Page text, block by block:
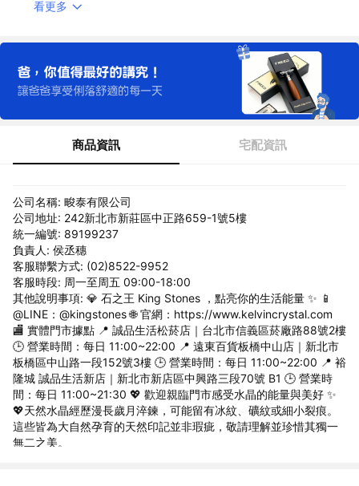
看更多
商品資訊 宅配資訊
公司名稱: 畯泰有限公司
公司地址: 242新北市新莊區中正路659-1號5樓
統一編號: 89199237
負責人: 侯丞穗
客服聯繫方式: (02)8522-9952
客服時段: 周一至周五 09:00-18:00
其他說明事項: 💎 石之王 King Stones ，點亮你的生活能量 ✨ 📱
@LINE：@kingstones 🌐 官網：https://www.kelvincrystal.com
🏬 實體門市據點 📍 誠品生活松菸店｜台北市信義區菸廠路88號2樓
🕒 營業時間：每日 11:00~22:00 📍 遠東百貨板橋中山店｜新北市
板橋區中山路一段152號3樓 🕒 營業時間：每日 11:00~22:00 📍 裕
隆城 誠品生活新店｜新北市新店區中興路三段70號 B1 🕒 營業時
間：每日 11:00~21:30 💖 歡迎親臨門市感受水晶的能量與美好 ✨
💖天然水晶經歷漫長歲月淬鍊，可能留有冰紋、礦紋或細小裂痕。
這些皆為大自然孕育的天然印記並非瑕疵，敬請理解並珍惜其獨一
無二之美。